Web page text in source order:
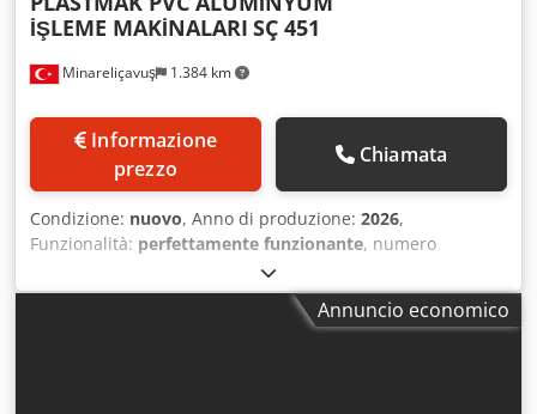
Minareliçavuş 1.384 km
İŞLEME MAKİNALARI SÇ 451
prezzo
Chiamata
Condizione: nuovo, Anno di produzione: 2026,
Funzionalità: perfettamente funzionante, numero
SÇ 451 PORTATİF KESİM MAKİNASI
Ø400 mm, • Utilizzato per il taglio di profili in alluminio e
PVC • Lama circolare con punta diamantata • Sistema a
Annuncio economico